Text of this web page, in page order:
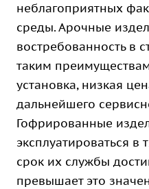
неблагоприятных
среды. Арочные
востребованность в
таким
установка, низкая
дальнейшего
Гофрированные
эксплуатироваться в
срок их службы
превышает это